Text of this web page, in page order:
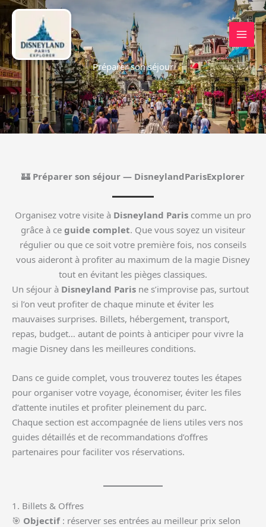
Aller
au
contenu
Préparer son séjour
🏰 Préparer son séjour — DisneylandParisExplorer
Organisez votre visite à Disneyland Paris comme un pro
grâce à ce guide complet. Que vous soyez un visiteur
régulier ou que ce soit votre première fois, nos conseils
vous aideront à profiter au maximum de la magie Disney
tout en évitant les pièges classiques.
Un séjour à Disneyland Paris ne s’improvise pas, surtout
si l’on veut profiter de chaque minute et éviter les
mauvaises surprises. Billets, hébergement, transport,
repas, budget… autant de points à anticiper pour vivre la
magie Disney dans les meilleures conditions.
Dans ce guide complet, vous trouverez toutes les étapes
pour organiser votre voyage, économiser, éviter les files
d’attente inutiles et profiter pleinement du parc.
Chaque section est accompagnée de liens utiles vers nos
guides détaillés et de recommandations d’offres
partenaires pour faciliter vos réservations.
1. Billets & Offres
🎯 Objectif: réserver ses entrées au meilleur prix selon